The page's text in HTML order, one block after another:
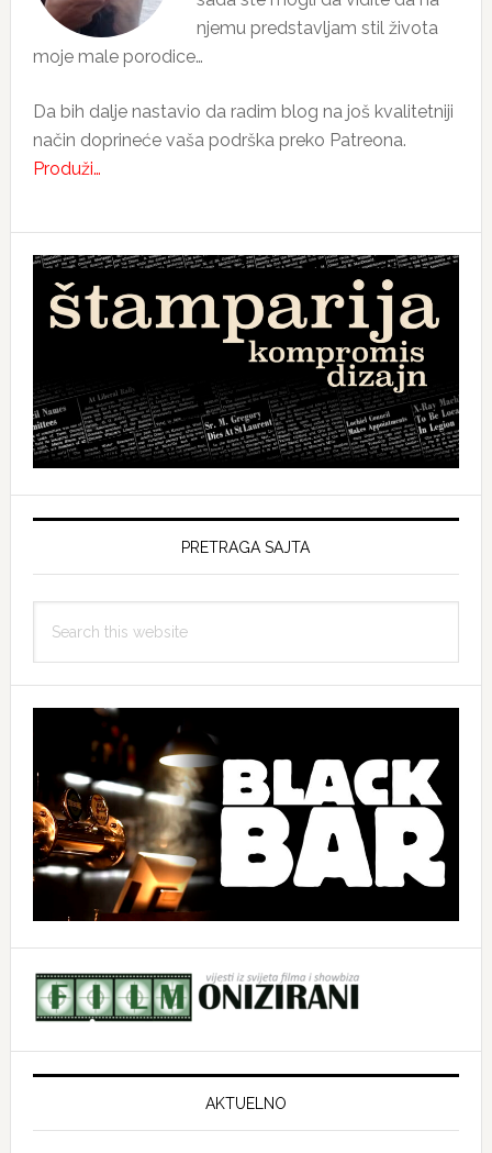
njemu predstavljam stil života
moje male porodice…
Da bih dalje nastavio da radim blog na još kvalitetniji
način doprineće vaša podrška preko Patreona.
Produži…
PRETRAGA SAJTA
this
AKTUELNO